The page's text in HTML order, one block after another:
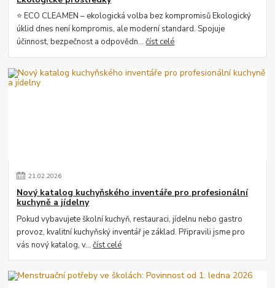
⭐ ECO CLEAMEN – ekologická volba bez kompromisů Ekologický
úklid dnes není kompromis, ale moderní standard. Spojuje
účinnost, bezpečnost a odpovědn...číst celé
21.02.2026
Nový katalog kuchyňského inventáře pro profesionální
kuchyně a jídelny
Pokud vybavujete školní kuchyň, restauraci, jídelnu nebo gastro
provoz, kvalitní kuchyňský inventář je základ. Připravili jsme pro
vás nový katalog, v...číst celé